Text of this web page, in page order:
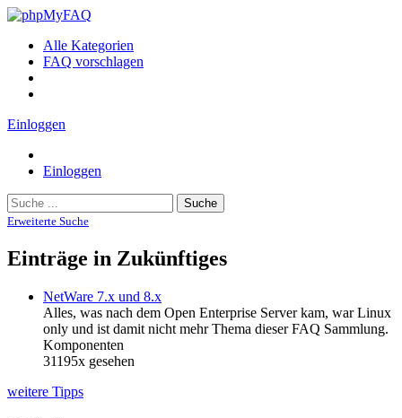
Alle Kategorien
FAQ vorschlagen
Einloggen
Einloggen
Suche
Erweiterte Suche
Einträge in Zukünftiges
NetWare 7.x und 8.x
Alles, was nach dem Open Enterprise Server kam, war Linux
only und ist damit nicht mehr Thema dieser FAQ Sammlung.
Komponenten
31195x gesehen
weitere Tipps